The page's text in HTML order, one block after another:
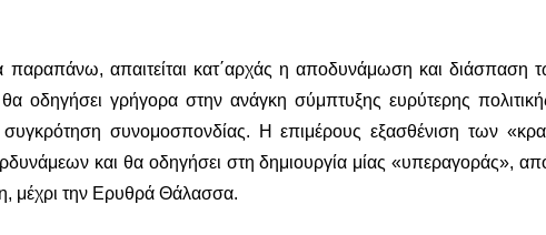
παραπάνω, απαιτείται κατ΄αρχάς η αποδυνάμωση και διάσπαση
οδηγήσει γρήγορα στην ανάγκη σύμπτυξης ευρύτερης
συνομοσπονδίας. Η επιμέρους εξασθένιση των
και θα οδηγήσει στη δημιουργία μίας «υπεραγοράς»,
μέχρι την Ερυθρά Θάλασσα.